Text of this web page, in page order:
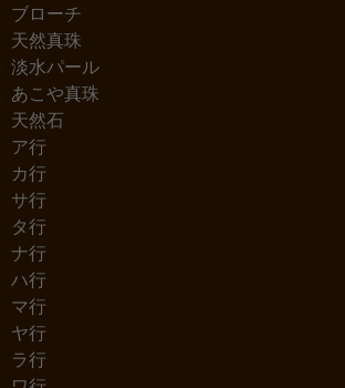
ブローチ
天然真珠
淡水パール
あこや真珠
天然石
ア行
カ行
サ行
タ行
ナ行
ハ行
マ行
ヤ行
ラ行